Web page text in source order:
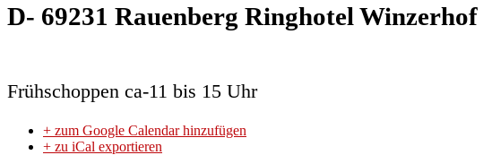
D- 69231 Rauenberg Ringhotel
Frühschoppen ca-11 bis 15 Uhr
+ zum Google Calendar hinzufügen
+ zu iCal exportieren